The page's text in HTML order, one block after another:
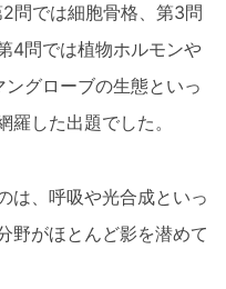
問では細胞骨格、第3問
4問では植物ホルモンや
グローブの生態といっ
した出題でした。
は、呼吸や光合成といっ
野がほとんど影を潜めて